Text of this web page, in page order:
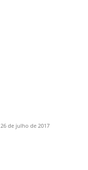
26 de julho de 2017